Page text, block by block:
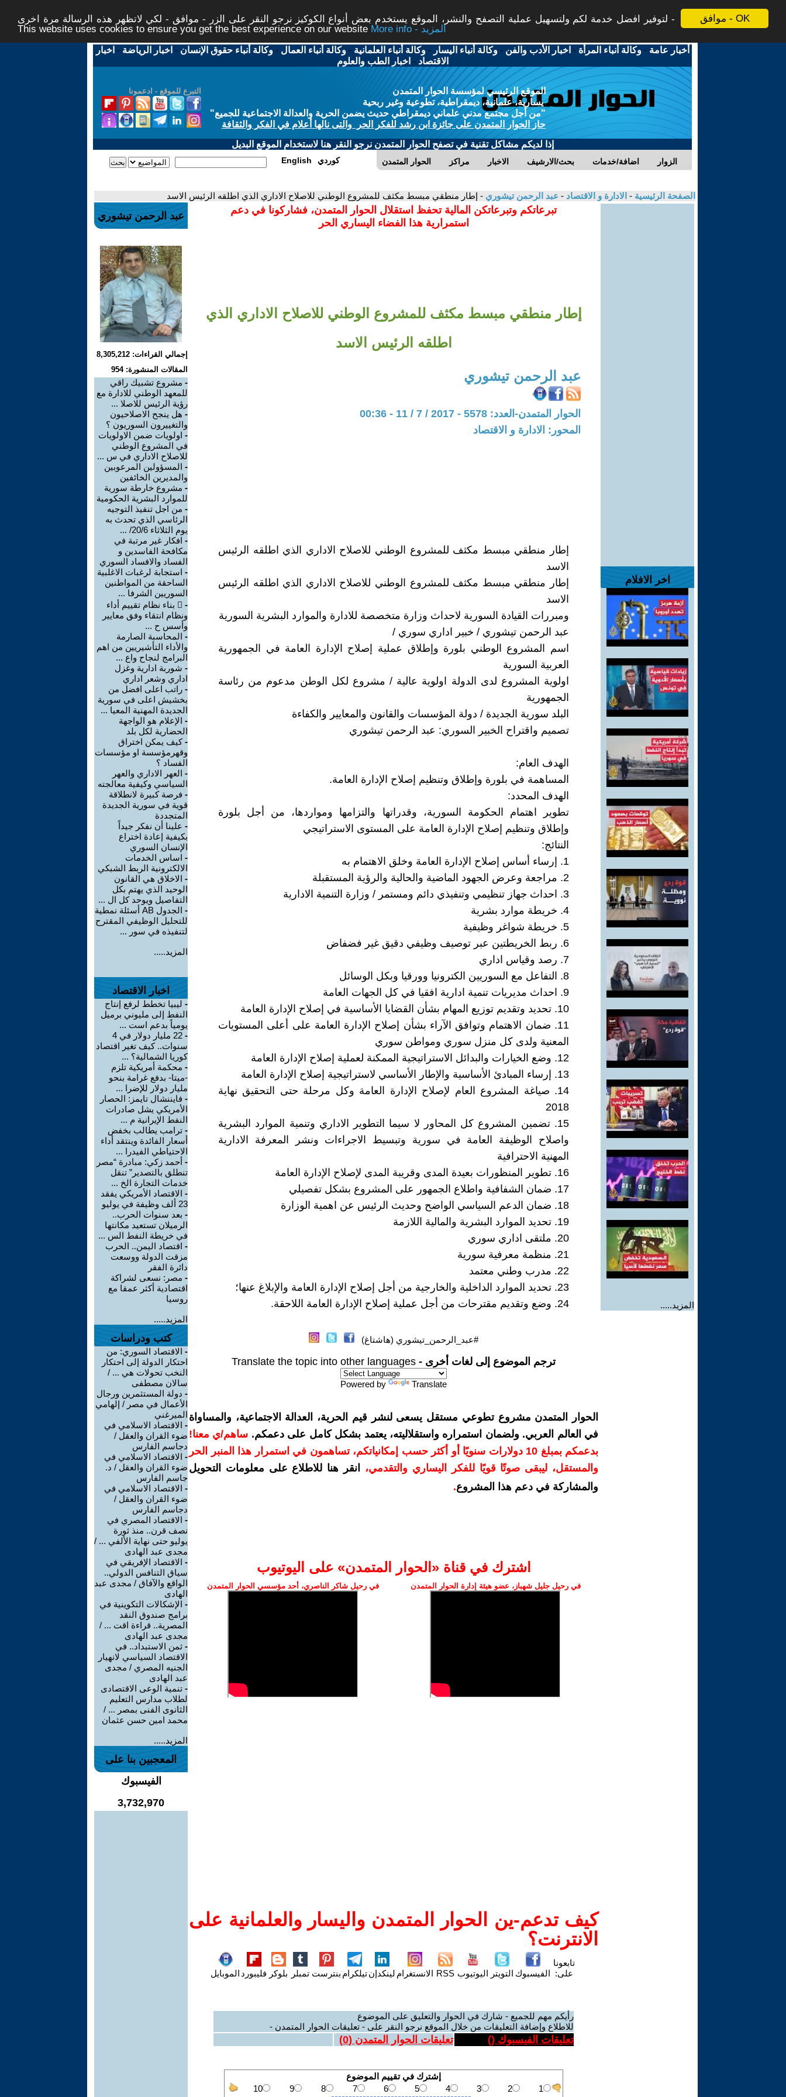
موافق - OK
لتوفير افضل خدمة لكم ولتسهيل عملية التصفح والنشر، الموقع يستخدم بعض أنواع الكوكيز نرجو النقر على الزر - موافق - لكي لاتظهر هذه الرسالة مرة اخرى -
This website uses cookies to ensure you get the best experience on our website
More info - المزيد
أخبار عامة -وكالة أنباء المرأة - اخبار الأدب والفن -وكالة أنباء اليسار -وكالة أنباء العلمانية -وكالة أنباء العمال -وكالة أنباء حقوق الإنسان - اخبار الرياضة - اخبار
الاقتصاد - اخبار الطب والعلوم
التبرع للموقع - ادعمونا
الموقع الرئيسي لمؤسسة الحوار المتمدن
يسارية، علمانية، ديمقراطية، تطوعية وغير ربحية
"من أجل مجتمع مدني علماني ديمقراطي حديث يضمن الحرية والعدالة الاجتماعية للجميع"
حاز الحوار المتمدن على جائزة ابن رشد للفكر الحر والتى نالها أعلام في الفكر والثقافة
إذا لديكم مشاكل تقنية في تصفح الحوار المتمدن نرجو النقر هنا لاستخدام الموقع البديل
الحوار المتمدن مراكز الاخبار بحث/الارشيف اضافة/خدمات الزوار English كوردي
الصفحة الرئيسية - الادارة و الاقتصاد - عبد الرحمن تيشوري - إطار منطقي مبسط مكثف للمشروع الوطني للاصلاح الاداري الذي اطلقه الرئيس الاسد
اخر الافلام
المزيد.....
تبرعاتكم وتبرعاتكن المالية تحفظ استقلال الحوار المتمدن، فشاركونا في دعم
استمرارية هذا الفضاء اليساري الحر
إطار منطقي مبسط مكثف للمشروع الوطني للاصلاح الاداري الذي
اطلقه الرئيس الاسد
عبد الرحمن تيشوري
الحوار المتمدن-العدد: 5578 - 2017 / 7 / 11 - 00:36
المحور: الادارة و الاقتصاد
إطار منطقي مبسط مكثف للمشروع الوطني للاصلاح الاداري الذي اطلقه الرئيس
الاسد
إطار منطقي مبسط مكثف للمشروع الوطني للاصلاح الاداري الذي اطلقه الرئيس
الاسد
ومبررات القيادة السورية لاحداث وزارة متخصصة للادارة والموارد البشرية السورية
عبد الرحمن تيشوري / خبير اداري سوري /
اسم المشروع الوطني بلورة وإطلاق عملية إصلاح الإدارة العامة في الجمهورية
العربية السورية
اولوية المشروع لدى الدولة اولوية عالية / مشروع لكل الوطن مدعوم من رئاسة
الجمهورية
البلد سورية الجديدة / دولة المؤسسات والقانون والمعايير والكفاءة
تصميم واقتراح الخبير السوري: عبد الرحمن تيشوري
الهدف العام:
المساهمة في بلورة وإطلاق وتنظيم إصلاح الإدارة العامة.
الهدف المحدد:
تطوير اهتمام الحكومة السورية، وقدراتها والتزامها ومواردها، من أجل بلورة
وإطلاق وتنظيم إصلاح الإدارة العامة على المستوى الاستراتيجي
النتائج:
1. إرساء أساس إصلاح الإدارة العامة وخلق الاهتمام به
2. مراجعة وعرض الجهود الماضية والحالية والرؤية المستقبلة
3. احداث جهاز تنظيمي وتنفيذي دائم ومستمر / وزارة التنمية الادارية
4. خريطة موارد بشرية
5. خريطة شواغر وظيفية
6. ربط الخريطتين عبر توصيف وظيفي دقيق غير فضفاض
7. رصد وقياس اداري
8. التفاعل مع السوريين الكترونيا وورقيا وبكل الوسائل
9. احداث مديريات تنمية ادارية افقيا في كل الجهات العامة
10. تحديد وتقديم توزيع المهام بشأن القضايا الأساسية في إصلاح الإدارة العامة
11. ضمان الاهتمام وتوافق الآراء بشأن إصلاح الإدارة العامة على أعلى المستويات
المعنية ولدى كل منزل سوري ومواطن سوري
12. وضع الخيارات والبدائل الاستراتيجية الممكنة لعملية إصلاح الإدارة العامة
13. إرساء المبادئ الأساسية والإطار الأساسي لاستراتيجية إصلاح الإدارة العامة
14. صياغة المشروع العام لإصلاح الإدارة العامة وكل مرحلة حتى التحقيق نهاية
2018
15. تضمين المشروع كل المحاور لا سيما التطوير الاداري وتنمية الموارد البشرية
واصلاح الوظيفة العامة في سورية وتبسيط الاجراءات ونشر المعرفة الادارية
المهنية الاحترافية
16. تطوير المنظورات بعيدة المدى وقريبة المدى لإصلاح الإدارة العامة
17. ضمان الشفافية واطلاع الجمهور على المشروع بشكل تفصيلي
18. ضمان الدعم السياسي الواضح وحديث الرئيس عن اهمية الوزارة
19. تحديد الموارد البشرية والمالية اللازمة
20. ملتقى اداري سوري
21. منظمة معرفية سورية
22. مدرب وطني معتمد
23. تحديد الموارد الداخلية والخارجية من أجل إصلاح الإدارة العامة والإبلاغ عنها؛
24. وضع وتقديم مقترحات من أجل عملية إصلاح الإدارة العامة اللاحقة.
#عبد_الرحمن_تيشوري (هاشتاغ)
ترجم الموضوع إلى لغات أخرى - Translate the topic into other languages
Powered by Translate
الحوار المتمدن مشروع تطوعي مستقل يسعى لنشر قيم الحرية، العدالة الاجتماعية، والمساواة
في العالم العربي. ولضمان استمراره واستقلاليته، يعتمد بشكل كامل على دعمكم. ساهم/ي معنا!
بدعمكم بمبلغ 10 دولارات سنويًا أو أكثر حسب إمكانياتكم، تساهمون في استمرار هذا المنبر الحر
والمستقل، ليبقى صوتًا قويًا للفكر اليساري والتقدمي،
انقر هنا للاطلاع على معلومات التحويل
والمشاركة في دعم هذا المشروع.
اشترك في قناة ‫«الحوار المتمدن» على اليوتيوب
في رحيل جليل شهباز، عضو هيئة إدارة الحوار المتمدن في رحيل شاكر الناصري، أحد مؤسسي الحوار المتمدن
كيف تدعم-ين الحوار المتمدن واليسار والعلمانية على
الانترنت؟
تابعونا
على: الفيسبوك التويتر اليوتيوب RSS الانستغرام لينكدإنتيلكرام بنترست تمبلر بلوكر فليبورد الموبايل
رأيكم مهم للجميع - شارك في الحوار والتعليق على الموضوع
للاطلاع وإضافة التعليقات من خلال الموقع نرجو النقر على - تعليقات الحوار المتمدن -
تعليقات الفيسبوك () تعليقات الحوار المتمدن (0
)
عبد الرحمن تيشوري
إجمالي القراءات: 8,305,212
المقالات المنشورة: 954
- مشروع تشبيك راقي
للمعهد الوطني للادارة مع
رؤية الرئيس للاصلا ...
- هل ينجح الاصلاحيون
والتغييرون السوريون ؟
- اولويات ضمن الاولويات
في المشروع الوطني
للاصلاح الاداري في س ...
- المسؤولين المرعوبين
والمديرين الخائفين
- مشروع خارطة سورية
للموارد البشرية الحكومية
- من اجل تنفيذ التوجيه
الرئاسي الذي تحدث به
يوم الثلاثاء 20/6/ ...
- افكار غير مرتبة في
مكافحة الفاسدين و
الفساد والافساد السوري
- استجابة لرغبات الاغلبية
الساحقة من المواطنين
السوريين الشرفا ...
-
 بناء نظام تقييم أداء
ونظام انتقاء وفق معايير
وأسس ح ...
- المحاسبة الصارمة
والأداء التأشيريين من اهم
البرامج لنجاح واع ...
- شوربة ادارية وغزل
اداري وشعر اداري
- راتب اعلى افضل من
بخشيش اعلى في سورية
الجديدة المهنية المعيا ...
- الإعلام هو الواجهة
الحضارية لكل بلد
-كيف يمكن اختراق
وقهرمؤسسة او مؤسسات
الفساد ؟
- العهر الاداري والعهر
السياسي وكيفية معالجته
- فرصة كبيرة لانطلاقة
قوية في سورية الجديدة
المتجددة
- علينا أن نفكر جيداً
بكيفية إعادة اختراع
الإنسان السوري
- اساس الخدمات
الالكترونية الربط الشبكي
- الاخلاق هي القانون
الوحيد الذي يهتم بكل
التفاصيل ويوحد كل ال ...
-
الجدول AB أسئلة نمطية
للتحليل الوظيفي المقترح
لتنفيذه في سور ...
المزيد.....
اخبار الاقتصاد
- ليبيا تخطط لرفع إنتاج
النفط إلى مليوني برميل
يومياً بدعم است ...
-
22 مليار دولار في 4
سنوات.. كيف تغير اقتصاد
كوريا الشمالية؟ ...
- محكمة أمريكية تلزم
-ميتا- بدفع غرامة بنحو
مليار دولار للإضرا ...
- فايننشال تايمز: الحصار
الأمريكي يشل صادرات
النفط الإيرانية م ...
- ترامب يطالب بخفض
أسعار الفائدة وينتقد أداء
الاحتياطي الفيدرا ...
- أحمد زكي: مبادرة “مصر
تنطلق بالتصدير” تنقل
خدمات التجارة الخ ...
- الاقتصاد الأمريكي يفقد
23 ألف وظيفة في يوليو
- بعد سنوات الحرب..
الرميلان تستعيد مكانتها
في خريطة النفط الس ...
- اقتصاد اليمن.. الحرب
مزقت الدولة ووسعت
دائرة الفقر
- مصر: نسعى لشراكة
اقتصادية أكثر عمقا مع
روسيا
المزيد.....
كتب ودراسات
- الاقتصاد السوري: من
احتكار الدولة إلى احتكار
النخب تحولات هي ... /
سالان مصطفى
- دولة المستثمرين ورجال
الأعمال في مصر / إلهامي
الميرغني
- الاقتصاد الاسلامي في
ضوء القران والعقل /
دجاسم الفارس
- الاقتصاد الاسلامي في
ضوء القران والعقل / د.
جاسم الفارس
- الاقتصاد الاسلامي في
ضوء القران والعقل /
دجاسم الفارس
- الاقتصاد المصري في
نصف قرن.. منذ ثورة
يوليو حتى نهاية الألفي ... /
مجدى عبد الهادى
- الاقتصاد الإفريقي في
سياق التنافس الدولي..
الواقع والآفاق / مجدى عبد
الهادى
- الإشكالات التكوينية في
برامج صندوق النقد
المصرية.. قراءة اقت ... /
مجدى عبد الهادى
- ثمن الاستبداد.. في
الاقتصاد السياسي لانهيار
الجنيه المصري / مجدى
عبد الهادى
- تنمية الوعى الاقتصادى
لطلاب مدارس التعليم
الثانوى الفنى بمصر ... /
محمد امين حسن عثمان
المزيد.....
المعجبين بنا على
الفيسبوك
3,732,970